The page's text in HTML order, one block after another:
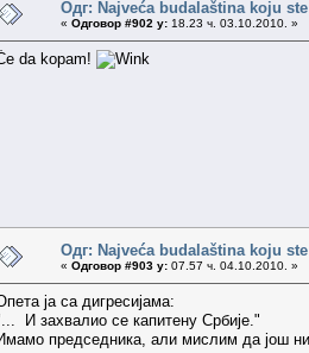
Одг: Najveća budalaština koju
« Одговор #902 у: 18.23 ч. 03.10.2010. »
da kopam!
Одг: Najveća budalaština koju
« Одговор #903 у: 07.57 ч. 04.10.2010. »
ја са дигресијама:
И захвалио се капитену Србије."
председника, али мислим да још